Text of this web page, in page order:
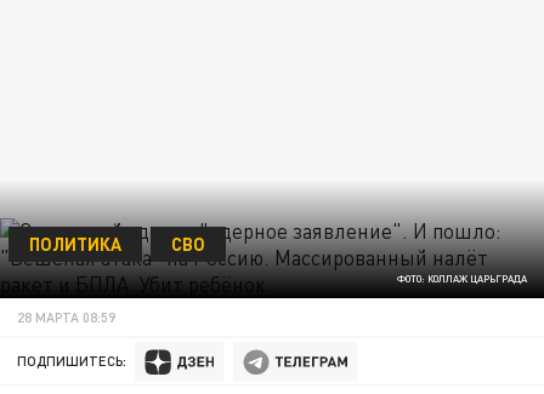
ФОТО: КОЛЛАЖ ЦАРЬГРАДА
ПОЛИТИКА СВО
28 МАРТА 08:59
ПОДПИШИТЕСЬ: